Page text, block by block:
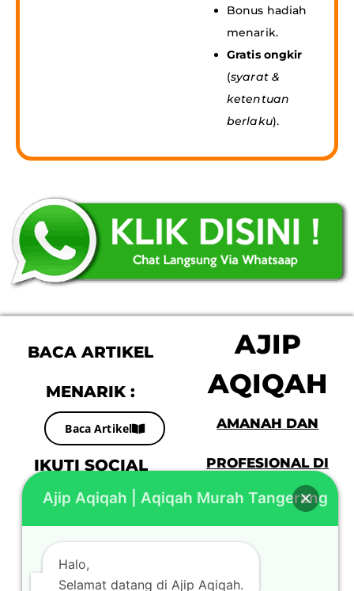
Bonus hadiah
menarik.
Gratis ongkir
(syarat &
ketentuan
berlaku).
AJIP
AQIQAH
AMANAH DAN
PROFESIONAL DI
JABODETABEK
BACA ARTIKEL
MENARIK :
Baca Artikel
IKUTI SOCIAL
MEDIA KAMI :
Ajip Aqiqah | Aqiqah Murah Tangerang
Halo,
Selamat datang di Ajip Aqiqah.